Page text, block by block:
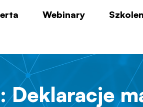
Webinary
Deklaracje